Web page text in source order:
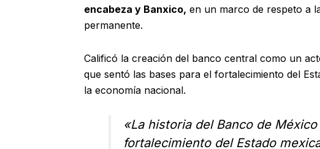
encabeza y Banxico, en un marco de respeto a
permanente.
Calificó la creación del banco central como un
que sentó las bases para el fortalecimiento del
la economía nacional.
«La historia del Banco de
fortalecimiento del Estado